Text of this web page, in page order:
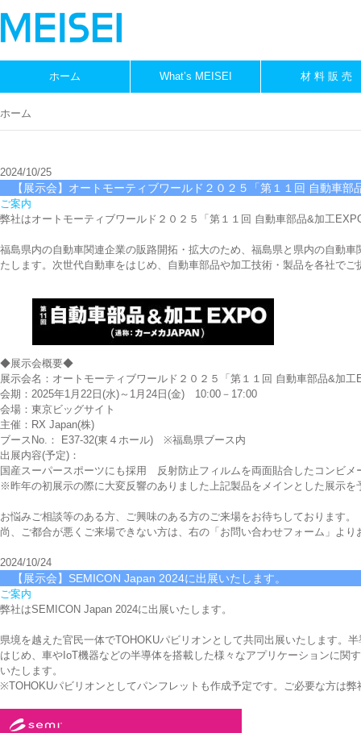
ホーム What’s MEISEI 材 料 販 売
ホーム
2024/10/25
【展示会】オートモーティブワールド２０２５「第１１回 自動車
ご案内
弊社はオートモーティブワールド２０２５「第１１回 自動車部品&加工
福島県内の自動車関連企業の販路開拓・拡大のため、福島県と県内の自動
たします。次世代自動車をはじめ、自動車部品や加工技術・製品を各社でご
◆展示会概要◆
展示会名：オートモーティブワールド２０２５「第１１回 自動車部品&加工
会期：2025年1月22日(水)～1月24日(金) 10:00－17:00
会場：東京ビッグサイト
主催：RX Japan(株)
ブースNo.： E37-32(東４ホール) ※福島県ブース内
出展内容(予定)：
国産スーパースポーツにも採用 反射防止フィルムを両面貼合したコンビメ
※昨年の初展示の際に大変反響のありました上記製品をメインとした展示を
お悩みご相談等のある方、ご興味のある方のご来場をお待ちしております。
尚、ご都合が悪くご来場できない方は、右の「お問い合わせフォーム」より
2024/10/24
【展示会】SEMICON Japan 2024に出展いたします。
ご案内
弊社はSEMICON Japan 2024に出展いたします。
県境を越えた官民一体でTOHOKUパビリオンとして共同出展いたします。
はじめ、車やIoT機器などの半導体を搭載した様々なアプリケーションに関
いたします。
※TOHOKUパビリオンとしてパンフレットも作成予定です。ご必要な方は